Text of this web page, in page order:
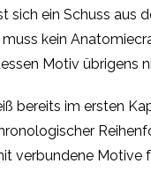
ein Schuss aus
kein
Motiv übrigens
bereits im ersten
verbundene Motive